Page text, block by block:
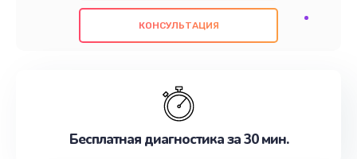
также гарантируем качество всех
проведенных работ. Наша цель - предоставить
наилучшим образом. Не медлите записаться на
КОНСУЛЬТАЦИЯ
Бесплатная диагностика за 30 мин.